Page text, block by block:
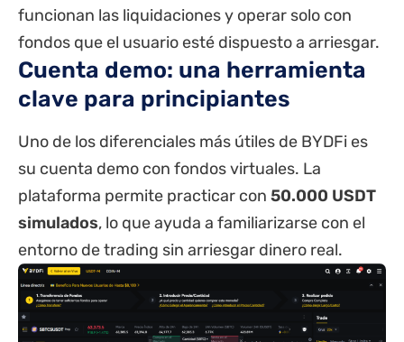
funcionan las liquidaciones y operar solo con
fondos que el usuario esté dispuesto a arriesgar.
Cuenta demo: una herramienta
clave para principiantes
Uno de los diferenciales más útiles de BYDFi es
su cuenta demo con fondos virtuales. La
plataforma permite practicar con 50.000 USDT
simulados, lo que ayuda a familiarizarse con el
entorno de trading sin arriesgar dinero real.